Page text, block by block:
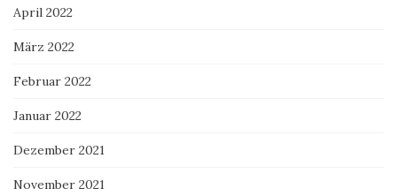
April 2022
März 2022
Februar 2022
Januar 2022
Dezember 2021
November 2021